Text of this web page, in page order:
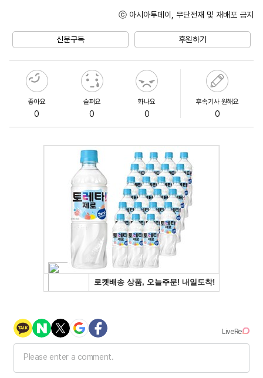
ⓒ 아시아투데이, 무단전재 및 재배포 금지
신문구독 후원하기
좋아요
0
슬퍼요
0
화나요
0
후속기사 원해요
0